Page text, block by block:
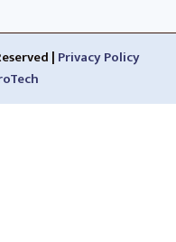
| Privacy Policy